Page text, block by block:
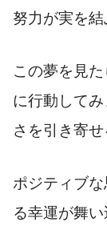
努力が実を結
この夢を見
に行動して
さを引き寄せ
ポジティブ
る幸運が舞い